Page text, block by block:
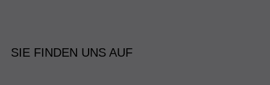
SIE FINDEN UNS AUF